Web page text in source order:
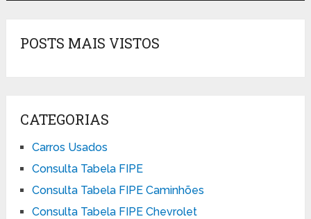
POSTS MAIS VISTOS
CATEGORIAS
Carros Usados
Consulta Tabela FIPE
Consulta Tabela FIPE Caminhões
Consulta Tabela FIPE Chevrolet